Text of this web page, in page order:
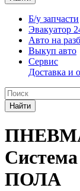
Б/у запчасти
Эвакуатор
Авто на
Выкуп авто
Сервис
Доставка и
Найти
ПОЛА